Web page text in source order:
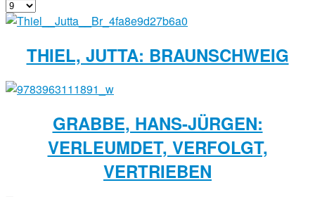
THIEL, JUTTA: BRAUNSCHWEIG
GRABBE, HANS-JÜRGEN:
VERLEUMDET, VERFOLGT,
VERTRIEBEN